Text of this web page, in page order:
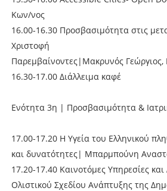
Κων/νος
16.00-16.30 Προσβασιμότητα στις
Χριστοφή
Παρεμβαίνοντες|Μακρυνός Γεώργιος,
16.30-17.00 Διάλλειμα καφέ
Ενότητα 3η | Προσβασιμότητα &
17.00-17.20 Η Υγεία του Ελληνικού
και δυνατότητες| Μπαρμπούνη
17.20-17.40 Καινοτόμες Υπηρεσίες
Ολιστικού Σχεδίου Ανάπτυξης της